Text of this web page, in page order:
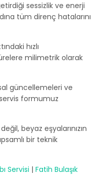
sessizlik ve enerji
tüm direnç hatalarını
hızlı
milimetrik olarak
güncellemeleri ve
formumuz
beyaz eşyalarınızın
bir teknik
Servisi | Fatih Bulaşık